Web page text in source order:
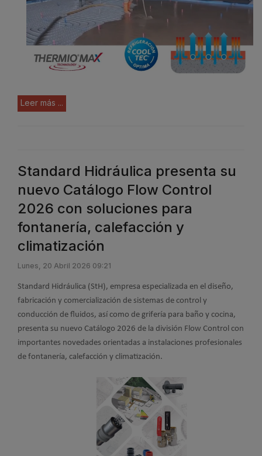
Leer más ...
Standard Hidráulica presenta su
nuevo Catálogo Flow Control
2026 con soluciones para
fontanería, calefacción y
climatización
Lunes, 20 Abril 2026 09:21
Standard Hidráulica (StH), empresa especializada en el diseño,
fabricación y comercialización de sistemas de control y
conducción de fluidos, así como de grifería para baño y cocina,
presenta su nuevo Catálogo 2026 de la división Flow Control con
importantes novedades orientadas a instalaciones profesionales
de fontanería, calefacción y climatización.